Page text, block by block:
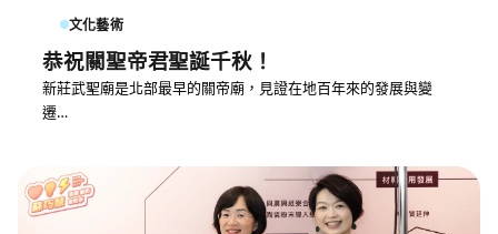
文化藝術
恭祝關聖帝君聖誕千秋！
新莊武聖廟是北部最早的關帝廟，見證在地百年來的發展與變
遷…